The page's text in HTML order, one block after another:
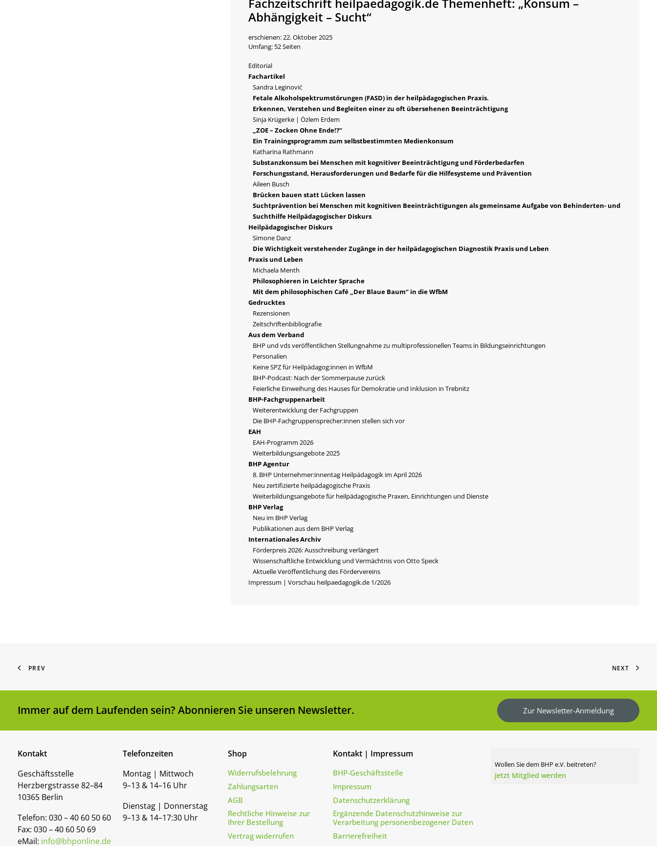
Abhängigkeit – Sucht“
erschienen: 22. Oktober 2025
Umfang: 52 Seiten
Editorial
Fachartikel
Sandra Leginović
Fetale Alkoholspektrumstörungen (FASD) in der heilpädagogischen Praxis.
Erkennen, Verstehen und Begleiten einer zu oft übersehenen Beeinträchtigung
Sinja Krügerke | Özlem Erdem
„ZOE – Zocken Ohne Ende!?“
Ein Trainingsprogramm zum selbstbestimmten Medienkonsum
Katharina Rathmann
Substanzkonsum bei Menschen mit kognitiver Beeinträchtigung und Förderbedarfen
Forschungsstand, Herausforderungen und Bedarfe für die Hilfesysteme und Prävention
Aileen Busch
Brücken bauen statt Lücken lassen
Suchtprävention bei Menschen mit kognitiven Beeinträchtigungen als gemeinsame Aufgabe von Behinderten- und
Suchthilfe Heilpädagogischer Diskurs
Heilpädagogischer Diskurs
Simone Danz
Die Wichtigkeit verstehender Zugänge in der heilpädagogischen Diagnostik Praxis und Leben
Praxis und Leben
Michaela Menth
Philosophieren in Leichter Sprache
Mit dem philosophischen Café „Der Blaue Baum“ in die WfbM
Gedrucktes
Rezensionen
Zeitschriftenbibliografie
Aus dem Verband
BHP und vds veröffentlichen Stellungnahme zu multiprofessionellen Teams in Bildungseinrichtungen
Personalien
Keine SPZ für Heilpädagog:innen in WfbM
BHP-Podcast: Nach der Sommerpause zurück
Feierliche Einweihung des Hauses für Demokratie und Inklusion in Trebnitz
BHP-Fachgruppenarbeit
Weiterentwicklung der Fachgruppen
Die BHP-Fachgruppensprecher:innen stellen sich vor
EAH
EAH-Programm 2026
Weiterbildungsangebote 2025
BHP Agentur
8. BHP Unternehmer:innentag Heilpädagogik im April 2026
Neu zertifizierte heilpädagogische Praxis
Weiterbildungsangebote für heilpädagogische Praxen, Einrichtungen und Dienste
BHP Verlag
Neu im BHP Verlag
Publikationen aus dem BHP Verlag
Internationales Archiv
Förderpreis 2026: Ausschreibung verlängert
Wissenschaftliche Entwicklung und Vermächtnis von Otto Speck
Aktuelle Veröffentlichung des Fördervereins
Impressum | Vorschau heilpaedagogik.de 1/2026
PREV NEXT
Immer auf dem Laufenden sein? Abonnieren Sie unseren Newsletter. Zur Newsletter-Anmeldung
Kontakt
Geschäftsstelle
Herzbergstrasse 82–84
10365 Berlin
Telefon: 030 – 40 60 50 60
Fax: 030 – 40 60 50 69
eMail: info@bhponline.de
Telefonzeiten
Montag | Mittwoch
9–13 & 14–16 Uhr
Dienstag | Donnerstag
9–13 & 14–17:30 Uhr
Shop
Widerrufsbelehrung
Zahlungsarten
AGB
Rechtliche Hinweise zur
Ihrer Bestellung
Vertrag widerrufen
Kontakt | Impressum
BHP-Geschäftsstelle
Impressum
Datenschutzerklärung
Ergänzende Datenschutzhinweise zur
Verarbeitung personenbezogener Daten
Barrierefreiheit
Wollen Sie dem BHP e.V. beitreten?
Jetzt Mitglied werden